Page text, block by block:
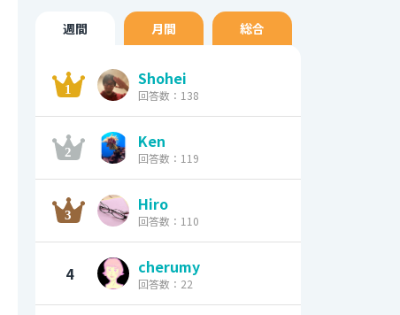
週間 月間 総合
Shohei
回答数：138
Ken
回答数：119
Hiro
回答数：110
4 cherumy
回答数：22